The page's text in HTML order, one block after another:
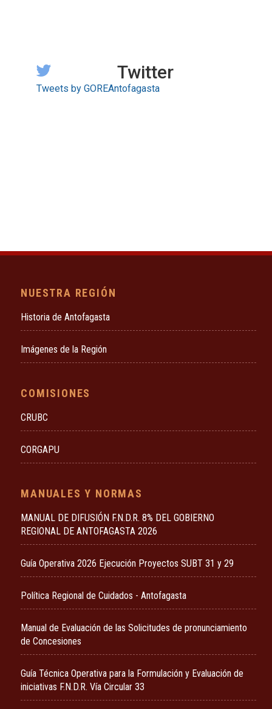
Twitter
Tweets by GOREAntofagasta
NUESTRA REGIÓN
Historia de Antofagasta
Imágenes de la Región
COMISIONES
CRUBC
CORGAPU
MANUALES Y NORMAS
MANUAL DE DIFUSIÓN F.N.D.R. 8% DEL GOBIERNO
REGIONAL DE ANTOFAGASTA 2026
Guía Operativa 2026 Ejecución Proyectos SUBT 31 y 29
Política Regional de Cuidados - Antofagasta
Manual de Evaluación de las Solicitudes de pronunciamiento
de Concesiones
Guía Técnica Operativa para la Formulación y Evaluación de
iniciativas F.N.D.R. Vía Circular 33